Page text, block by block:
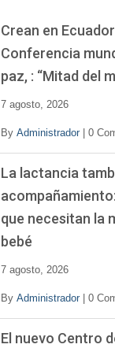
Crean en
Conferencia
paz, : “Mitad del
7 agosto, 2026
By Administrador 0
La lactancia
que necesitan la
bebé
7 agosto, 2026
By Administrador 0
El nuevo Centro